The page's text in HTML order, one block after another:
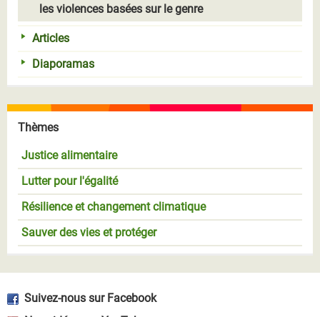
les violences basées sur le genre
Articles
Diaporamas
Thèmes
Justice alimentaire
Lutter pour l'égalité
Résilience et changement climatique
Sauver des vies et protéger
Suivez-nous sur Facebook